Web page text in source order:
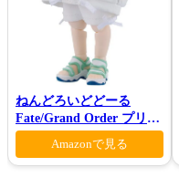
ねんどろいどどーる
Fate/Grand Order プリテ
ンダー/オベロン 爽やかサ
マー・プリンスVer.
Amazonで見る